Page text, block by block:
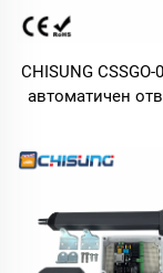
CHISUNG CSSGO-
автоматичен
крилото 2 м,
вал с тяга 350
конструкция,
двигател за